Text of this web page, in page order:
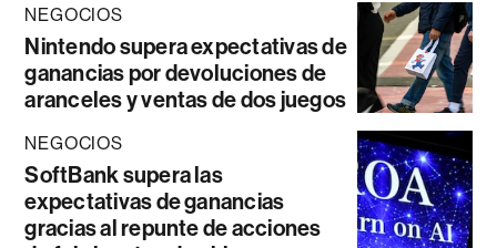
NEGOCIOS
Nintendo supera expectativas de
ganancias por devoluciones de
aranceles y ventas de dos juegos
NEGOCIOS
SoftBank supera las
expectativas de ganancias
gracias al repunte de acciones